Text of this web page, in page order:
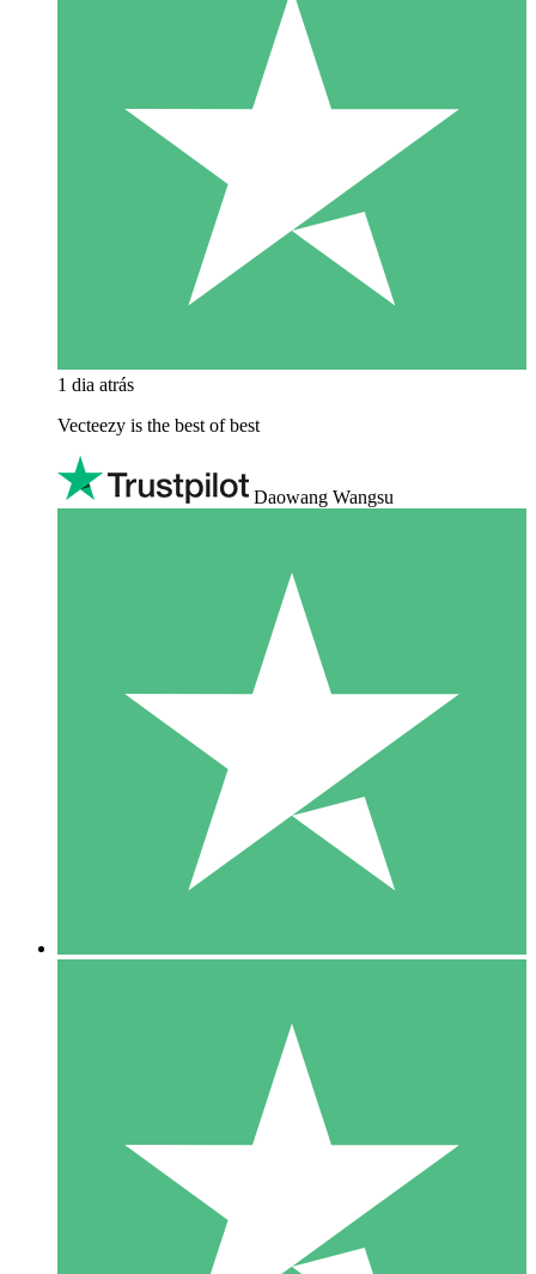
1 dia atrás
Vecteezy is the best of best
Daowang Wangsu